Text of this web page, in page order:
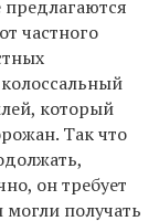
предлагаются
частного
который
Так что
он требует
получать